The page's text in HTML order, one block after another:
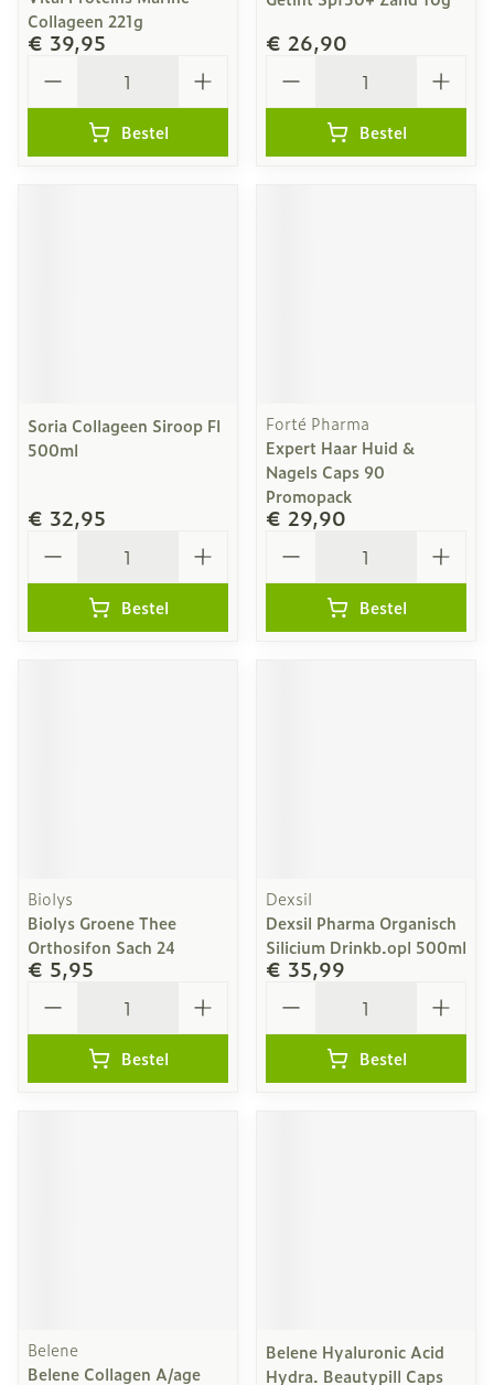
Collageen 221g
€ 39,95
Bestel
€ 26,90
Bestel
Soria Collageen Siroop Fl
500ml
€ 32,95
Bestel
Forté Pharma
Expert Haar Huid &
Nagels Caps 90
Promopack
€ 29,90
Bestel
Biolys
Biolys Groene Thee
Orthosifon Sach 24
€ 5,95
Bestel
Dexsil
Dexsil Pharma Organisch
Silicium Drinkb.opl 500ml
€ 35,99
Bestel
Belene
Belene Collagen A/age
Belene Hyaluronic Acid
Hydra. Beautypill Caps